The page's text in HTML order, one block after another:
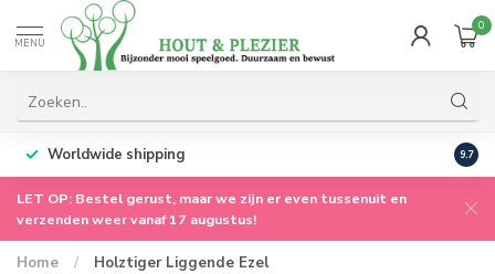
MENU
0
Worldwide shipping 9.7
LET OP: Bestel gerust, maar we zijn er even tussenuit en
verzenden weer vanaf 17 augustus!
Home / Holztiger Liggende Ezel